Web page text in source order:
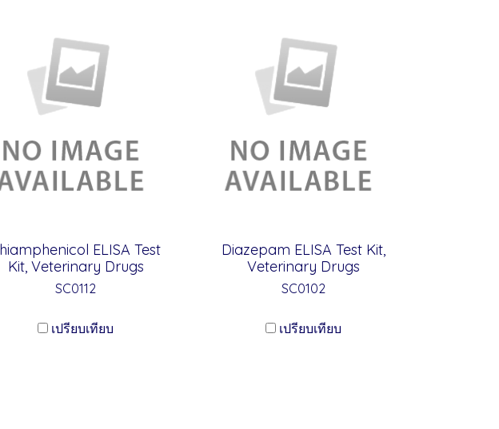
ELISA Test
Kit, Veterinary Drugs
SC0112
เปรียบเทียบ
Diazepam ELISA Test Kit,
Veterinary Drugs
SC0102
เปรียบเทียบ